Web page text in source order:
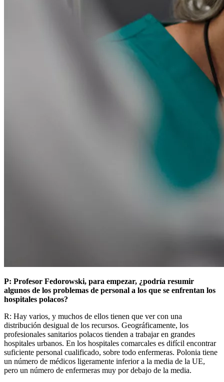
P: Profesor Fedorowski, para empezar, ¿podría resumir
algunos de los problemas de personal a los que se enfrentan los
hospitales polacos?
R: Hay varios, y muchos de ellos tienen que ver con una
distribución desigual de los recursos. Geográficamente, los
profesionales sanitarios polacos tienden a trabajar en grandes
hospitales urbanos. En los hospitales comarcales es difícil encontrar
suficiente personal cualificado, sobre todo enfermeras. Polonia tiene
un número de médicos ligeramente inferior a la media de la UE,
pero un número de enfermeras muy por debajo de la media.